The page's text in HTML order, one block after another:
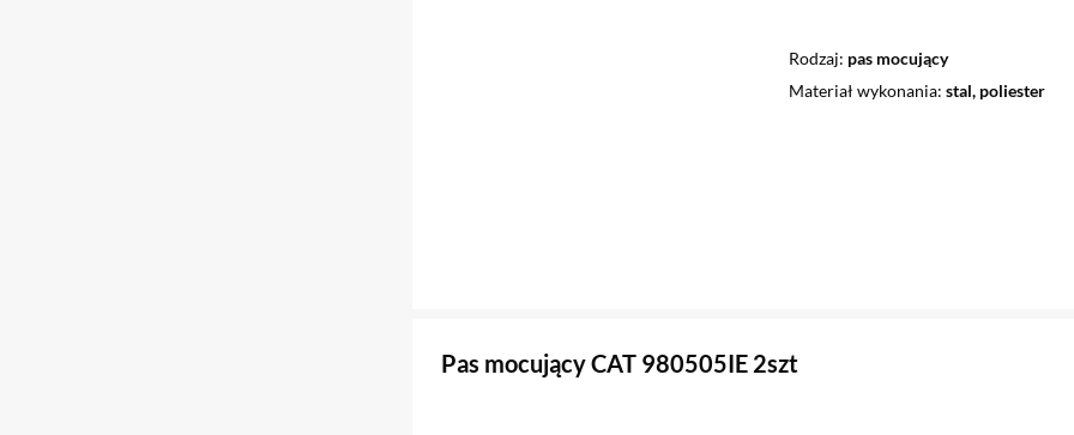
Rodzaj pas mocujący
Materiał wykonania stal, poliester
Pas mocujący CAT 980505IE 2szt